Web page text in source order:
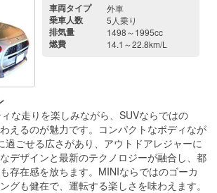
車両タイプ 外車
乗車人数 5人乗り
排気量 1498～1995cc
燃費 14.1～22.8km/L
な走りを楽しみながら、SUVならではの
えるのが魅力です。コンパクトなボディなが
過ごせる広さがあり、アウトドアレジャーに
デザインと最新のテクノロジーが融合し、都
存在感を放ちます。MINIならではのゴーカ
グも健在で、運転する楽しさを味わえます。